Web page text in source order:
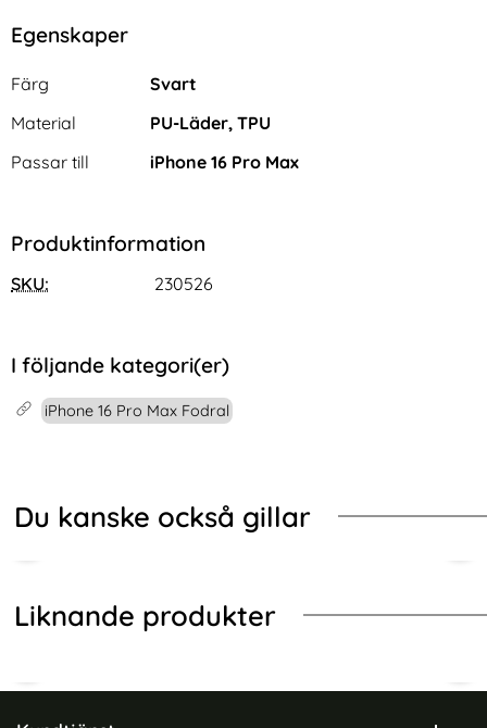
Egenskaper
Egenskaper/attribut för denna produkt
Attribut
Färg
Svart
Material
PU-Läder, TPU
Passar till
iPhone 16 Pro Max
Produktinformation
SKU: 230526
I följande kategori(er)
iPhone 16 Pro Max Fodral
Du kanske också gillar
Liknande produkter
Sidfot Blandad info och länkar